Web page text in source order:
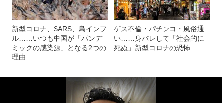
新型コロナ、SARS、鳥インフ
ル……いつも中国が「パンデ
ミックの感染源」となる2つの
理由
ゲス不倫・パチンコ・風俗通
い……身バレして「社会的に
死ぬ」新型コロナの恐怖